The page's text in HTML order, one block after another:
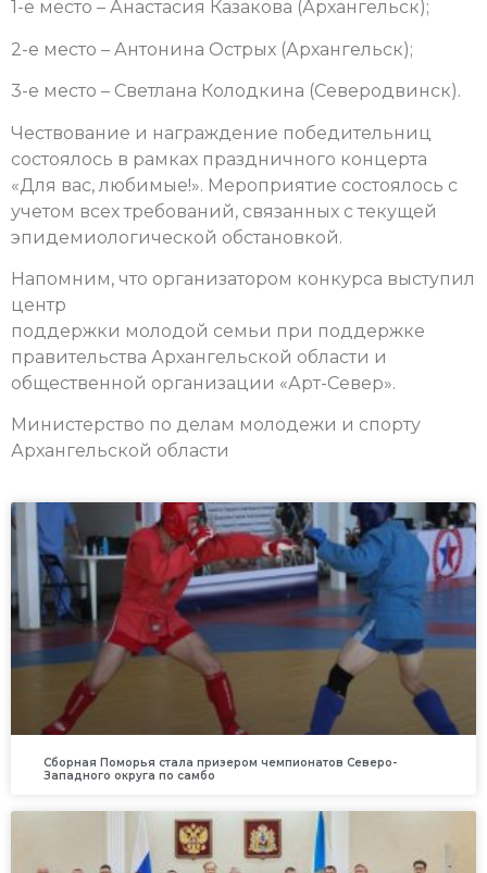
1-е место – Анастасия Казакова (Архангельск);
2-е место – Антонина Острых (Архангельск);
3-е место – Светлана Колодкина (Северодвинск).
Чествование и награждение победительниц
состоялось в рамках праздничного концерта
«Для вас, любимые!». Мероприятие состоялось с
учетом всех требований, связанных с текущей
эпидемиологической обстановкой.
Напомним, что организатором конкурса выступил
центр
поддержки молодой семьи при поддержке
правительства Архангельской области и
общественной организации «Арт-Север».
Министерство по делам молодежи и спорту
Архангельской области
Сборная Поморья стала призером чемпионатов Северо-
Западного округа по самбо